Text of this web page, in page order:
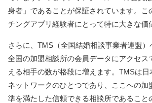
身者」であることが保証されています。こ
チングアプリ経験者にとって特に大きな価
さらに、TMS（全国結婚相談事業者連盟）
全国の加盟相談所の会員データにアクセス
える相手の数が格段に増えます。TMSは
ネットワークのひとつであり、ここへの加
準を満たした信頼できる相談所であること